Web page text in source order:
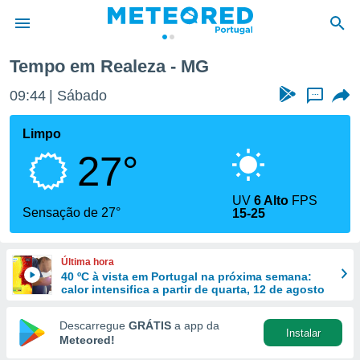
da
foi
fornecidas
a este
das
e
forma
digital
Tempo em Realeza - MG
09:44 Sábado ...
Limpo
27°
Sensação de 27°
UV6 Alto FPS
15-25
Última hora
40 ºC à vista em Portugal na próxima semana:
calor intensifica a partir de quarta, 12 de agosto
Descarregue GRÁTIS a app da
Meteored!
Instalar